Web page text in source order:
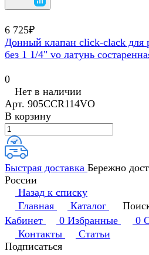
6 725₽
Донный клапан click-clack для
без 1 1/4" vo латунь
0
Нет в наличии
Арт. 905CCR114VO
В корзину
Быстрая доставка Бережно
России
Назад к списку
Главная
Каталог
Кабинет
0 Избранные 0
Контакты
Статьи
Подписаться